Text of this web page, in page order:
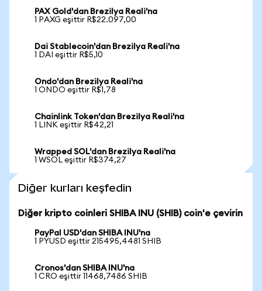
PAX Gold'dan Brezilya Reali'na
1 PAXG eşittir R$22.097,00
Dai Stablecoin'dan Brezilya Reali'na
1 DAI eşittir R$5,10
Ondo'dan Brezilya Reali'na
1 ONDO eşittir R$1,78
Chainlink Token'dan Brezilya Reali'na
1 LINK eşittir R$42,21
Wrapped SOL'dan Brezilya Reali'na
1 WSOL eşittir R$374,27
Diğer kurları keşfedin
Diğer kripto coinleri SHIBA INU (SHIB) coin'e çevirin
PayPal USD'dan SHIBA INU'na
1 PYUSD eşittir 215495,4481 SHIB
Cronos'dan SHIBA INU'na
1 CRO eşittir 11468,7486 SHIB